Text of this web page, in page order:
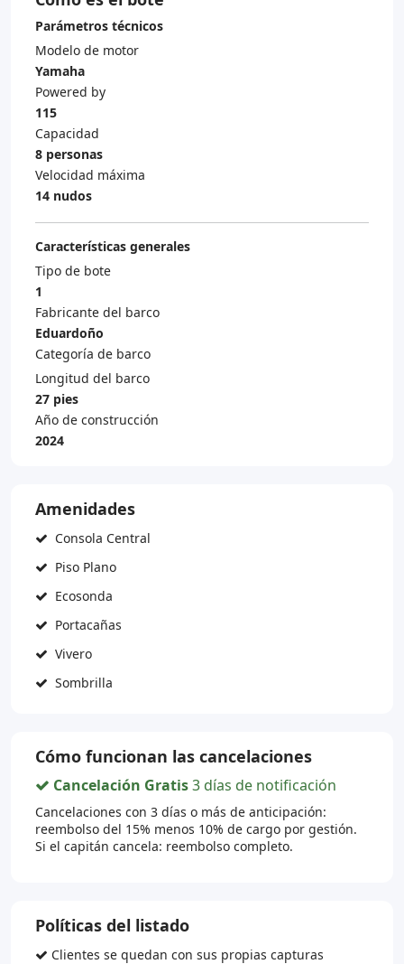
Parámetros técnicos
Modelo de motor
Yamaha
Powered by
115
Capacidad
8 personas
Velocidad máxima
14 nudos
Características generales
Tipo de bote
1
Fabricante del barco
Eduardoño
Categoría de barco
Longitud del barco
27 pies
Año de construcción
2024
Amenidades
Consola Central
Piso Plano
Ecosonda
Portacañas
Vivero
Sombrilla
Cómo funcionan las cancelaciones
Cancelación Gratis3 días de notificación
Cancelaciones con 3 días o más de anticipación:
reembolso del 15% menos 10% de cargo por gestión.
Si el capitán cancela: reembolso completo.
Políticas del listado
Clientes se quedan con sus propias capturas